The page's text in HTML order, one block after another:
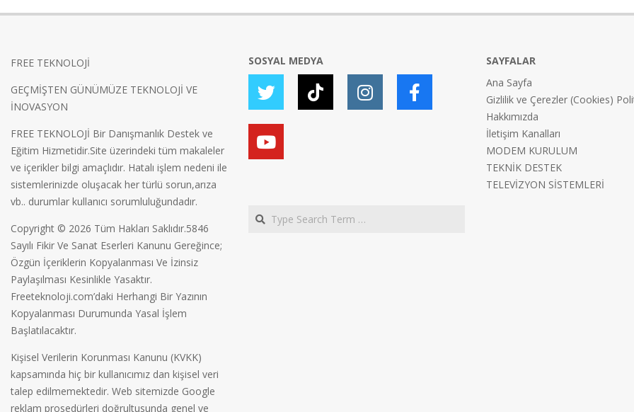
FREE TEKNOLOJİ
GEÇMİŞTEN GÜNÜMÜZE TEKNOLOJİ VE
İNOVASYON
FREE TEKNOLOJİ Bir Danışmanlık Destek ve
Eğitim Hizmetidir.Site üzerindeki tüm makaleler
ve içerikler bilgi amaçlıdır. Hatalı işlem nedeni ile
sistemlerinizde oluşacak her türlü sorun,arıza
vb.. durumlar kullanıcı sorumluluğundadır.
Copyright © 2026 Tüm Hakları Saklıdır.5846
Sayılı Fikir Ve Sanat Eserleri Kanunu Gereğince;
Özgün İçeriklerin Kopyalanması Ve İzinsiz
Paylaşılması Kesinlikle Yasaktır.
Freeteknoloji.com’daki Herhangi Bir Yazının
Kopyalanması Durumunda Yasal İşlem
Başlatılacaktır.
Kişisel Verilerin Korunması Kanunu (KVKK)
kapsamında hiç bir kullanıcımız dan kişisel veri
talep edilmemektedir. Web sitemizde Google
reklam prosedürleri doğrultusunda genel ve
SOSYAL MEDYA
Search
SAYFALAR
Ana Sayfa
Gizlilik ve Çerezler (Cookies)
Hakkımızda
İletişim Kanalları
MODEM KURULUM
TEKNİK DESTEK
TELEVİZYON SİSTEMLERİ